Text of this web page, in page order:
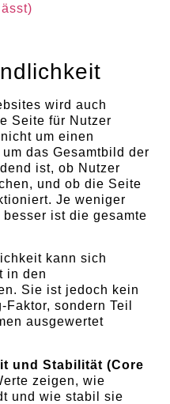
wird auch
Seite für Nutzer
um einen
das Gesamtbild der
ist, ob Nutzer
und ob die Seite
Je weniger
ist die gesamte
kann sich
in den
Sie ist jedoch kein
sondern Teil
ausgewertet
und Stabilität (Core
zeigen, wie
und wie stabil sie